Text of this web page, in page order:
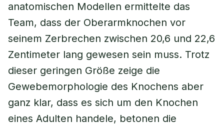
anatomischen Modellen ermittelte das
Team, dass der Oberarmknochen vor
seinem Zerbrechen zwischen 20,6 und 22,6
Zentimeter lang gewesen sein muss. Trotz
dieser geringen Größe zeige die
Gewebemorphologie des Knochens aber
ganz klar, dass es sich um den Knochen
eines Adulten handele, betonen die